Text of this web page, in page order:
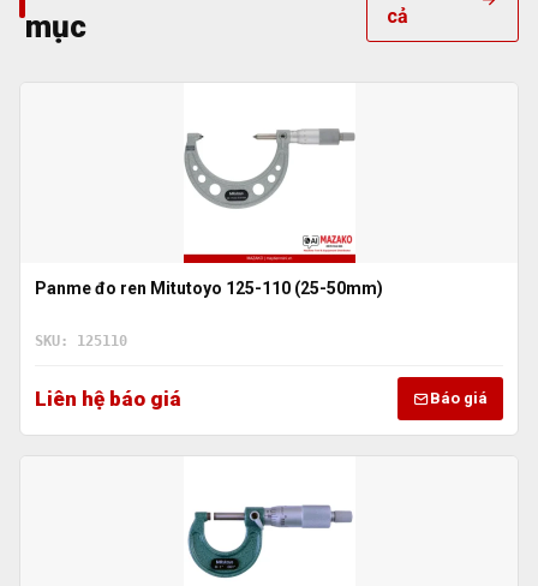
mục
cả
Panme đo ren Mitutoyo 125-110 (25-50mm)
SKU: 125110
Liên hệ báo giá Báo giá